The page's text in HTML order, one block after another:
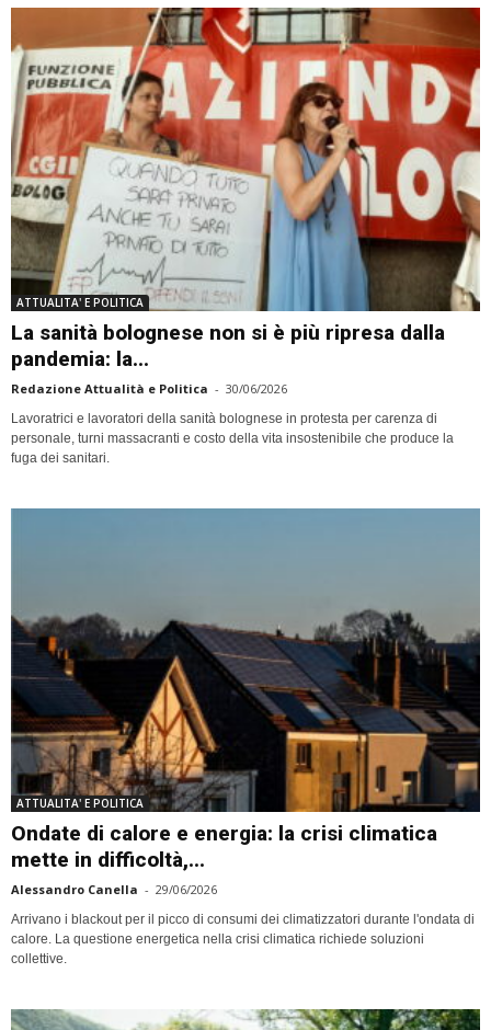
ATTUALITA' E POLITICA
La sanità bolognese non si è più ripresa dalla
pandemia: la...
Redazione Attualità e Politica - 30/06/2026
Lavoratrici e lavoratori della sanità bolognese in protesta per carenza di
personale, turni massacranti e costo della vita insostenibile che produce la
fuga dei sanitari.
ATTUALITA' E POLITICA
Ondate di calore e energia: la crisi climatica
mette in difficoltà,...
Alessandro Canella - 29/06/2026
Arrivano i blackout per il picco di consumi dei climatizzatori durante l'ondata di
calore. La questione energetica nella crisi climatica richiede soluzioni
collettive.